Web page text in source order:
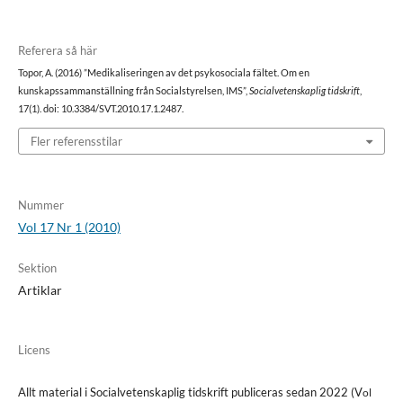
Referera så här
Topor, A. (2016) ”Medikaliseringen av det psykosociala fältet. Om en
kunskapssammanställning från Socialstyrelsen, IMS”, Socialvetenskaplig tidskrift,
17(1). doi: 10.3384/SVT.2010.17.1.2487.
Fler referensstilar
Nummer
Vol 17 Nr 1 (2010)
Sektion
Artiklar
Licens
Allt material i Socialvetenskaplig tidskrift publiceras sedan 2022 (Vol